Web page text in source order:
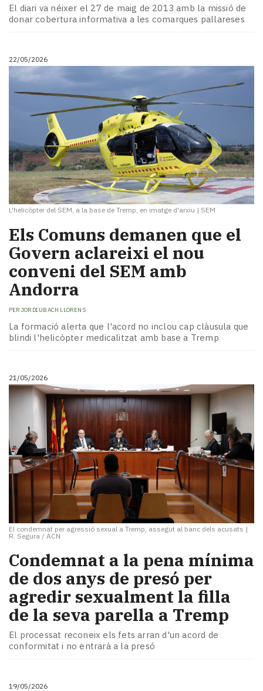
El diari va néixer el 27 de maig de 2013 amb la missió de
donar cobertura informativa a les comarques pallareses
22/05/2026
L'helicòpter del SEM, a la base de Tremp, en imatge d'arxiu | SEM
Els Comuns demanen que el
Govern aclareixi el nou
conveni del SEM amb
Andorra
PER JORDI UBACH LLORENS
La formació alerta que l'acord no inclou cap clàusula que
blindi l'helicòpter medicalitzat amb base a Tremp
21/05/2026
El condemnat per agressió sexual a Tremp, assegut al banc dels acusats |
R. Segura / ACN
​Condemnat a la pena mínima
de dos anys de presó per
agredir sexualment la filla
de la seva parella a Tremp
El processat reconeix els fets arran d'un acord de
conformitat i no entrarà a la presó
19/05/2026